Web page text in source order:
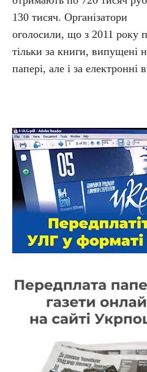
130 тисяч. Організатори
оголосили, що з 2011 року
тільки за книги, випущені
папері, але і за електронні